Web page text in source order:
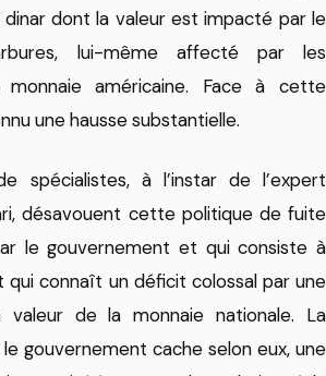
dinar dont la valeur est impacté par le
lui-même affecté par les
américaine. Face à cette
une hausse substantielle.
spécialistes, à l’instar de l’expert
désavouent cette politique de fuite
le gouvernement et qui consiste à
qui connaît un déficit colossal par une
de la monnaie nationale. La
gouvernement cache selon eux, une